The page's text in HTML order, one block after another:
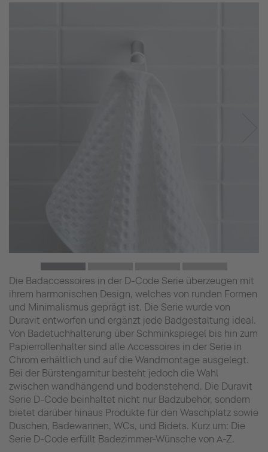
Die Badaccessoires in der D-Code Serie überzeugen mit
ihrem harmonischen Design, welches von runden Formen
und Minimalismus geprägt ist. Die Serie wurde von
Duravit entworfen und ergänzt jede Badgestaltung ideal.
Von Badetuchhalterung über Schminkspiegel bis hin zum
Papierrollenhalter sind alle Accessoires in der Serie in
Chrom erhältlich und auf die Wandmontage ausgelegt.
Bei der Bürstengarnitur besteht jedoch die Wahl
zwischen wandhängend und bodenstehend. Die Duravit
Serie D-Code beinhaltet nicht nur Badzubehör, sondern
bietet darüber hinaus Produkte für den Waschplatz sowie
Duschen, Badewannen, WCs, und Bidets. Kurz um: Die
Serie D-Code erfüllt Badezimmer-Wünsche von A-Z.